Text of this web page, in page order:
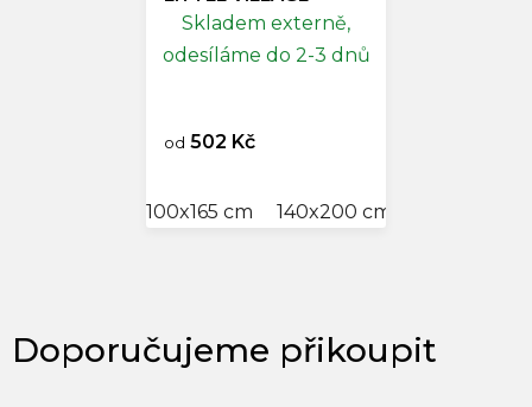
Skladem externě,
odesíláme do 2-3 dnů
od 502 Kč
100x165 cm 140x200 cm